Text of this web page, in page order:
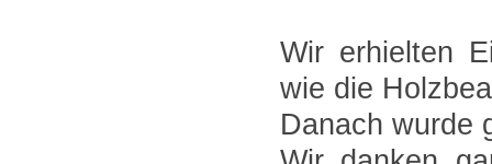
Wir erhielten
wie die
Danach wurde